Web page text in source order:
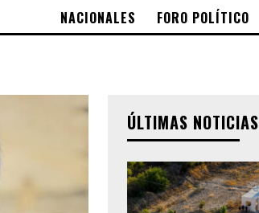
NACIONALES FORO POLÍTICO
ÚLTIMAS NOTICIAS